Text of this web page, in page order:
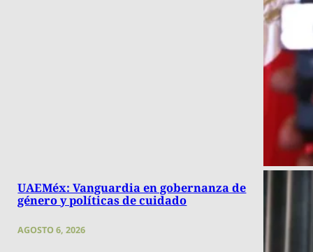
UAEMéx: Vanguardia en gobernanza de
género y políticas de cuidado
AGOSTO 6, 2026